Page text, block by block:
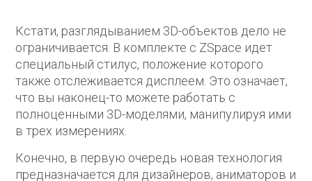
Кстати, разглядыванием 3D-объектов дело не
ограничивается. В комплекте с ZSpace идет
специальный стилус, положение которого
также отслеживается дисплеем. Это означает,
что вы наконец-то можете работать с
полноценными 3D-моделями, манипулируя ими
в трех измерениях.
Конечно, в первую очередь новая технология
предназначается для дизайнеров, аниматоров и